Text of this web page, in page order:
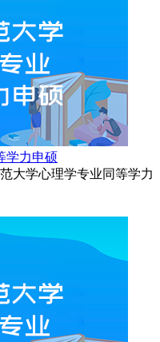
学力申硕
大学心理学专业同等学力